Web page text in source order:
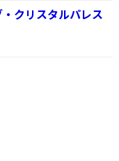
クリスタルパレス